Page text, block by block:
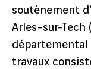
soutènement
Arles-sur-Tech
départemental
travaux